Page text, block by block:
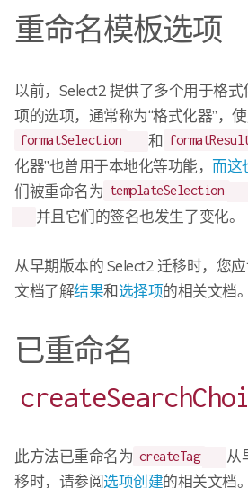
重命名模板选项
以前，Select2 提供了多个用于格
项的选项，通常称为“格式化器”，
formatSelection 和
化器”也曾用于本地化等功能， 而这
们被重命名为 templateSelection
并且它们的签名也发生了变化。
从早期版本的 Select2 迁移时，您
文档了解结果和选择项的相关文档。
已重命名
此方法已重命名为 createTag
从
移时，请参阅选项创建的相关文档。